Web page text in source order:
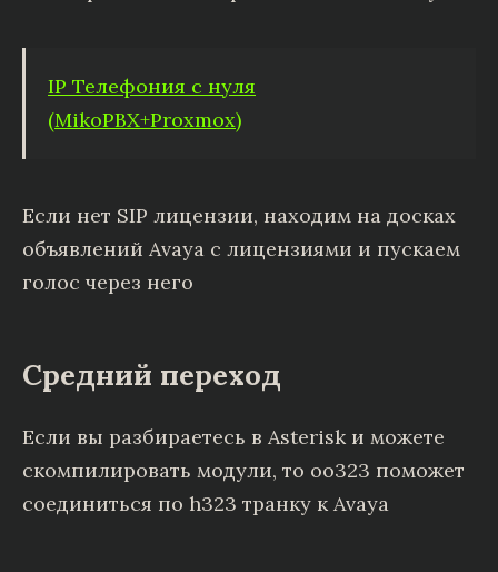
IP Телефония с нуля
(MikoPBX+Proxmox)
Если нет SIP лицензии, находим на досках
объявлений Avaya с лицензиями и пускаем
голос через него
Средний переход
Если вы разбираетесь в Asterisk и можете
скомпилировать модули, то oo323 поможет
cоединиться по h323 транку к Avaya